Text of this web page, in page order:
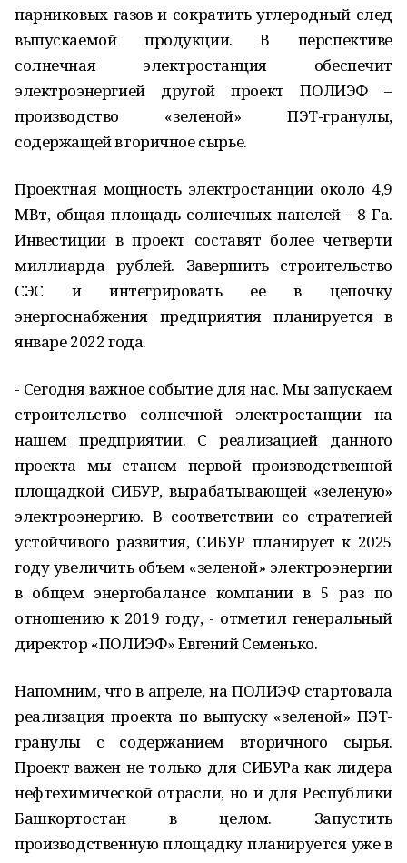
парниковых газов и сократить углеродный след
выпускаемой продукции. В перспективе
солнечная электростанция обеспечит
электроэнергией другой проект ПОЛИЭФ –
производство «зеленой» ПЭТ-гранулы,
содержащей вторичное сырье.
Проектная мощность электростанции около 4,9
МВт, общая площадь солнечных панелей - 8 Га.
Инвестиции в проект составят более четверти
миллиарда рублей. Завершить строительство
СЭС и интегрировать ее в цепочку
энергоснабжения предприятия планируется в
январе 2022 года.
- Сегодня важное событие для нас. Мы запускаем
строительство солнечной электростанции на
нашем предприятии. С реализацией данного
проекта мы станем первой производственной
площадкой СИБУР, вырабатывающей «зеленую»
электроэнергию. В соответствии со стратегией
устойчивого развития, СИБУР планирует к 2025
году увеличить объем «зеленой» электроэнергии
в общем энергобалансе компании в 5 раз по
отношению к 2019 году, - отметил генеральный
директор «ПОЛИЭФ» Евгений Семенько.
Напомним, что в апреле, на ПОЛИЭФ стартовала
реализация проекта по выпуску «зеленой» ПЭТ-
гранулы с содержанием вторичного сырья.
Проект важен не только для СИБУРа как лидера
нефтехимической отрасли, но и для Республики
Башкортостан в целом. Запустить
производственную площадку планируется уже в